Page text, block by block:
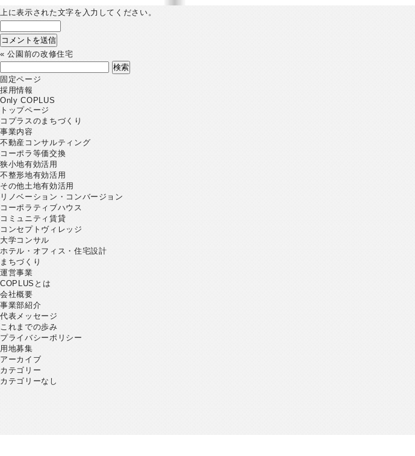
上に表示された文字を入力してください。
«公園前の改修住宅
索:
固定ページ
採用情報
Only COPLUS
トップページ
コプラスのまちづくり
事業内容
不動産コンサルティング
コーポラ等価交換
狭小地有効活用
不整形地有効活用
その他土地有効活用
リノベーション・コンバージョン
コーポラティブハウス
コミュニティ賃貸
コンセプトヴィレッジ
大学コンサル
ホテル・オフィス・住宅設計
まちづくり
運営事業
COPLUSとは
会社概要
事業部紹介
代表メッセージ
これまでの歩み
プライバシーポリシー
用地募集
アーカイブ
カテゴリー
カテゴリーなし